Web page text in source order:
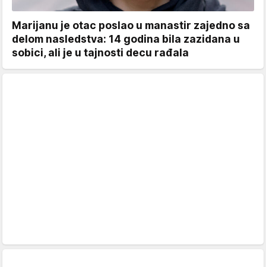
Marijanu je otac poslao u manastir zajedno sa
delom nasledstva: 14 godina bila zazidana u
sobici, ali je u tajnosti decu rađala